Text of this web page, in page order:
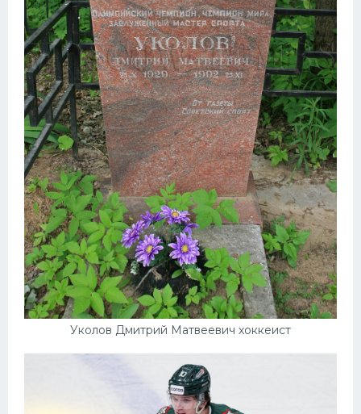
Уколов Дмитрий Матвеевич хоккеист